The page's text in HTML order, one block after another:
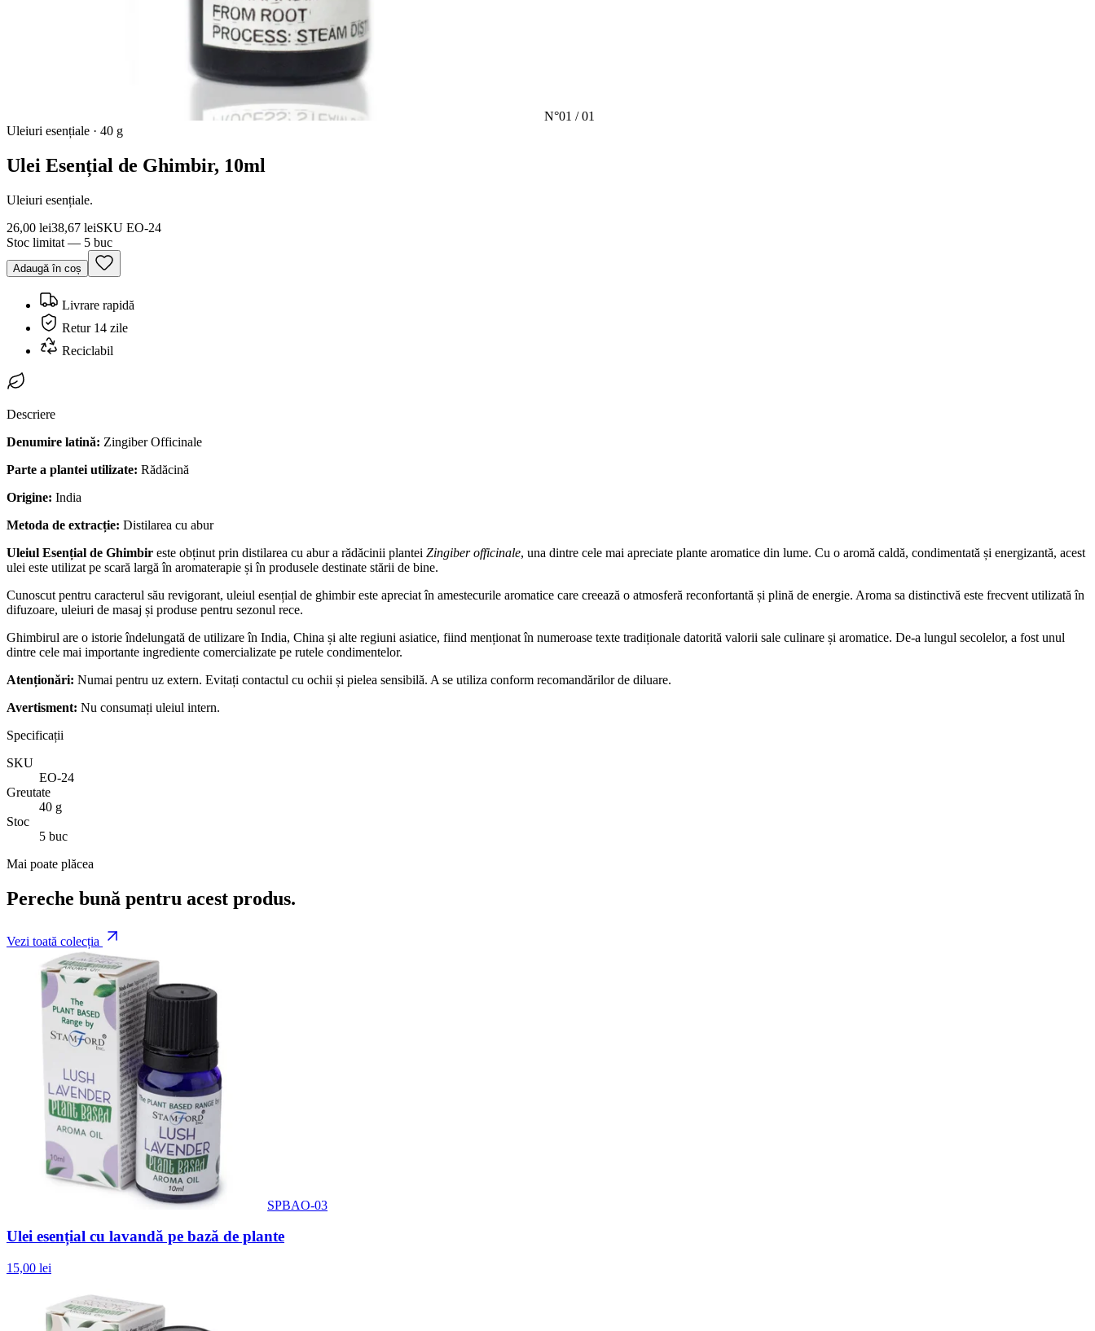
N°01 /01
Uleiuri esențiale · 40 g
Ulei Esențial de Ghimbir, 10ml
Uleiuri esențiale.
26,00 lei38,67 leiSKU EO-24
Stoc limitat — 5 buc
Adaugă în coș
Livrare rapidă
Retur 14 zile
Reciclabil
Descriere
Denumire latină: Zingiber Officinale
Parte a plantei utilizate: Rădăcină
Origine: India
Metoda de extracție: Distilarea cu abur
Uleiul Esențial de Ghimbir este obținut prin distilarea cu abur a rădăcinii plantei Zingiber officinale, una dintre cele mai apreciate plante aromatice din lume. Cu o aromă caldă, condimentată și energizantă, acest
ulei este utilizat pe scară largă în aromaterapie și în produsele destinate stării de bine.
Cunoscut pentru caracterul său revigorant, uleiul esențial de ghimbir este apreciat în amestecurile aromatice care creează o atmosferă reconfortantă și plină de energie. Aroma sa distinctivă este frecvent utilizată în
difuzoare, uleiuri de masaj și produse pentru sezonul rece.
Ghimbirul are o istorie îndelungată de utilizare în India, China și alte regiuni asiatice, fiind menționat în numeroase texte tradiționale datorită valorii sale culinare și aromatice. De-a lungul secolelor, a fost unul
dintre cele mai importante ingrediente comercializate pe rutele condimentelor.
Atenționări: Numai pentru uz extern. Evitați contactul cu ochii și pielea sensibilă. A se utiliza conform recomandărilor de diluare.
Avertisment: Nu consumați uleiul intern.
Specificații
SKU
EO-24
Greutate
40 g
Stoc
5 buc
Mai poate plăcea
Pereche bună pentru acest produs.
Vezi toată colecția
SPBAO-03
Ulei esențial cu lavandă pe bază de plante
15,00 lei